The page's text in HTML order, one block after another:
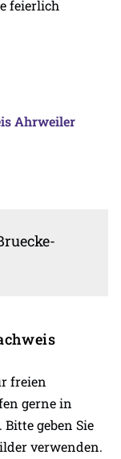
feierlich
Ahrweiler
freien
gerne in
geben Sie
verwenden.